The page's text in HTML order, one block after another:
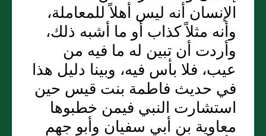
الإنسان أنه ليس أهلاً للمعاملة،
وأنه مثلاً كذاب أو ما أشبه ذلك،
وأردت أن تبين له ما فيه من
عيب، فلا بأس فيه، وبينا دليل هذا
في حديث فاطمة بنت قيس حين
استشارت النبي فيمن خطبوها
معاوية بن أبي سفيان وأبو جهم